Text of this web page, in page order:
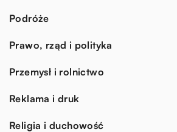
Podróże
Prawo, rząd i polityka
Przemysł i rolnictwo
Reklama i druk
Religia i duchowość